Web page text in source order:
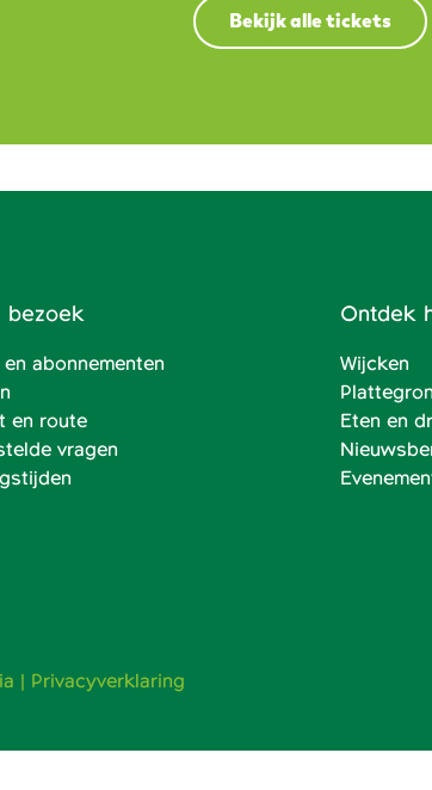
Bekijk alle tickets
bezoek
abonnementen
en route
vragen
Ontdek
Wijcken
Eten en
| Privacyverklaring